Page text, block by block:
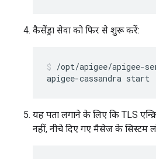
कैसेंड्रा सेवा को फिर से शुरू करें:
/opt/apigee/apigee-
apigee-cassandra start
यह पता लगाने के लिए कि TLS
नहीं, नीचे दिए गए मैसेज के सिस्टम